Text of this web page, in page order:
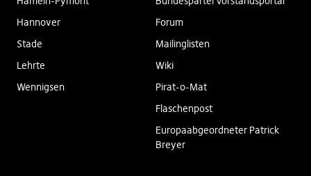
Hannover
Stade
Lehrte
Wennigsen
Forum
Mailinglisten
Wiki
Pirat-o-Mat
Flaschenpost
Europaabgeordneter Patrick
Breyer